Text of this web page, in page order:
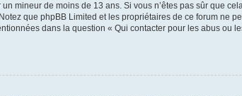
mineur de moins de 13 ans. Si vous n’êtes pas sûr que
que phpBB Limited et les propriétaires de ce forum ne
dans la question « Qui contacter pour les abus ou